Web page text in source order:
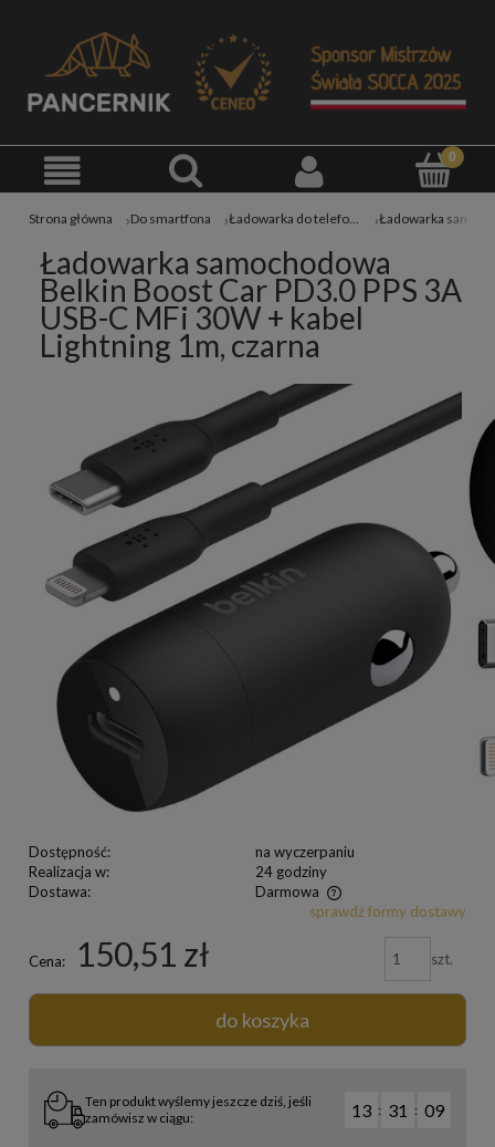
Strona główna Do smartfona Ładowarka do telefonu
Ładowarka samochodowa
Belkin Boost Car PD3.0 PPS 3A
USB-C MFi 30W + kabel
Lightning 1m, czarna
Dostępność:
na wyczerpaniu
Realizacja w:
24 godziny
Dostawa:
Darmowa
sprawdź formy dostawy
Cena: 150,51 zł szt.
do koszyka
Ten produkt wyślemy jeszcze dziś, jeśli
zamówisz w ciągu:
13 : 31 : 08